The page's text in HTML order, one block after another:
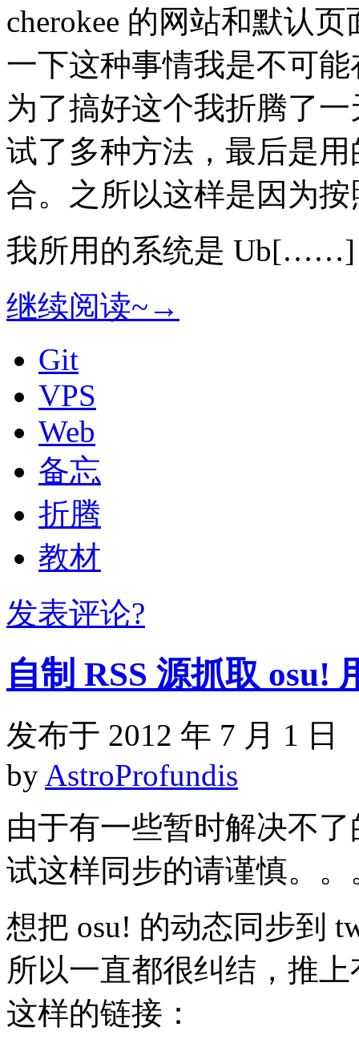
cherokee 的网站和默认
一下这种事情我是不可
为了搞好这个我折腾了
试了多种方法，最后是
合。之所以这样是因为
我所用的系统是 Ub[……]
继续阅读~→
Git
VPS
Web
备忘
折腾
教材
发表评论?
自制 RSS 源抓取 osu!
发布于 2012 年 7 月 1 日
by AstroProfundis
由于有一些暂时解决不
试这样同步的请谨慎。。
想把 osu! 的动态同步到
所以一直都很纠结，推
这样的链接：